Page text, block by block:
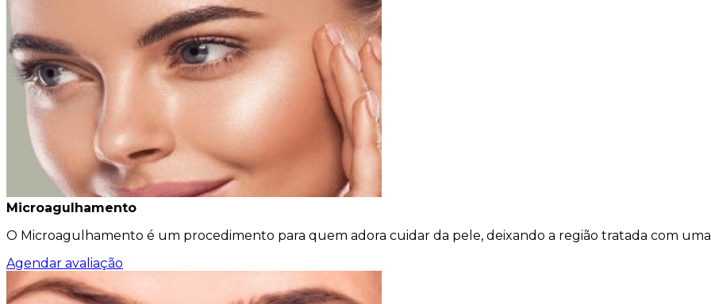
Microagulhamento
O Microagulhamento é um procedimento para quem adora cuidar da pele, deixando a região tratada com
Agendar avaliação